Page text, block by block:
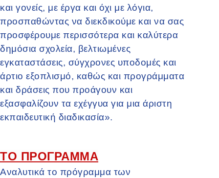
και γονείς, με έργα και όχι με λόγια,
προσπαθώντας να διεκδικούμε και να σας
προσφέρουμε περισσότερα και καλύτερα
δημόσια σχολεία, βελτιωμένες
εγκαταστάσεις, σύγχρονες υποδομές και
άρτιο εξοπλισμό, καθώς και προγράμματα
και δράσεις που προάγουν και
εξασφαλίζουν τα εχέγγυα για μια άριστη
εκπαιδευτική διαδικασία».
ΤΟ ΠΡΟΓΡΑΜΜΑ
Αναλυτικά το πρόγραμμα των